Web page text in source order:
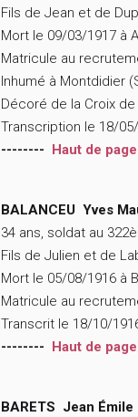
Fils de Jean et de
Mort le 09/03/1917 à
Matricule au
Inhumé à Montdidier
Décoré de la Croix
Transcription le 18/
-------- Haut de page
BALANCEU Yves
34 ans, soldat au
Fils de Julien et de
Mort le 05/08/1916 à
Matricule au
Transcrit le 18/10/
-------- Haut de page
BARETS Jean Émile